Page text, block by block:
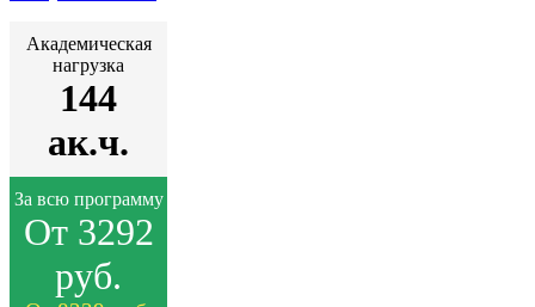
Академическая
нагрузка
144
ак.ч.
За всю программу
От 3292
руб.